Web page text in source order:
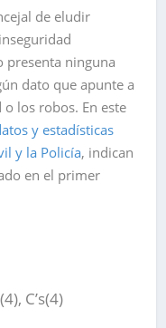
de eludir
presenta ninguna
dato que apunte a
los robos. En este
y estadísticas
y la Policía, indican
en el primer
C’s(4)